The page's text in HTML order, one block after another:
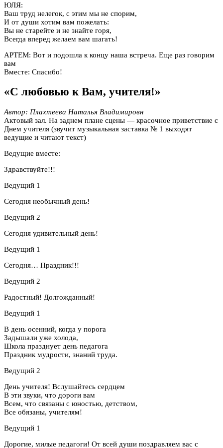
ЮЛЯ:
Ваш труд нелегок, с этим мы не спорим,
И от души хотим вам пожелать:
Вы не старейте и не знайте горя,
Всегда вперед желаем вам шагать!
АРТЕМ: Вот и подошла к концу наша встреча. Еще раз говорим
вам
Вместе: Спасибо!
«С любовью к Вам, учителя!»
Автор: Плахтеева Наталья Владимировн
Актовый зал. На заднем плане сцены — красочное приветствие с
Днем учителя (звучит музыкальная заставка № 1 выходят
ведущие и читают текст)
Ведущие вместе:
Здравствуйте!!!
Ведущий 1
Сегодня необычный день!
Ведущий 2
Сегодня удивительный день!
Ведущий 1
Сегодня… Праздник!!!
Ведущий 2
Радостный! Долгожданный!
Ведущий 1
В день осенний, когда у порога
Задышали уже холода,
Школа празднует день педагога
Праздник мудрости, знаний труда.
Ведущий 2
День учителя! Вслушайтесь сердцем
В эти звуки, что дороги вам
Всем, что связаны с юностью, детством,
Все обязаны, учителям!
Ведущий 1
Дорогие, милые педагоги! От всей души поздравляем вас с